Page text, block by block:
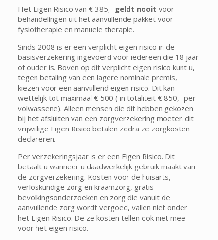
Het Eigen Risico van € 385,- geldt nooit voor
behandelingen uit het aanvullende pakket voor
fysiotherapie en manuele therapie.
Sinds 2008 is er een verplicht eigen risico in de
basisverzekering ingevoerd voor iedereen die 18 jaar
of ouder is. Boven op dit verplicht eigen risico kunt u,
tegen betaling van een lagere nominale premis,
kiezen voor een aanvullend eigen risico. Dit kan
wettelijk tot maximaal € 500 ( in totaliteit € 850,- per
volwassene). Alleen mensen die dit hebben gekozen
bij het afsluiten van een zorgverzekering moeten dit
vrijwillige Eigen Risico betalen zodra ze zorgkosten
declareren.
Per verzekeringsjaar is er een Eigen Risico. Dit
betaalt u wanneer u daadwerkelijk gebruik maakt van
de zorgverzekering. Kosten voor de huisarts,
verloskundige zorg en kraamzorg, gratis
bevolkingsonderzoeken en zorg die vanuit de
aanvullende zorg wordt vergoed, vallen niet onder
het Eigen Risico. De ze kosten tellen ook niet mee
voor het eigen risico.